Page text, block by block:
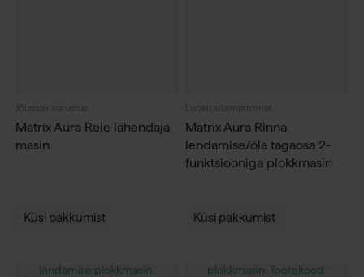
Jõusaali varustus
Matrix Aura Reie lähendaja
masin
Küsi pakkumist
Luokittelemattomat
Matrix Aura Rinna
lendamise/õla tagaosa 2-
funktsiooniga plokkmasin
Küsi pakkumist